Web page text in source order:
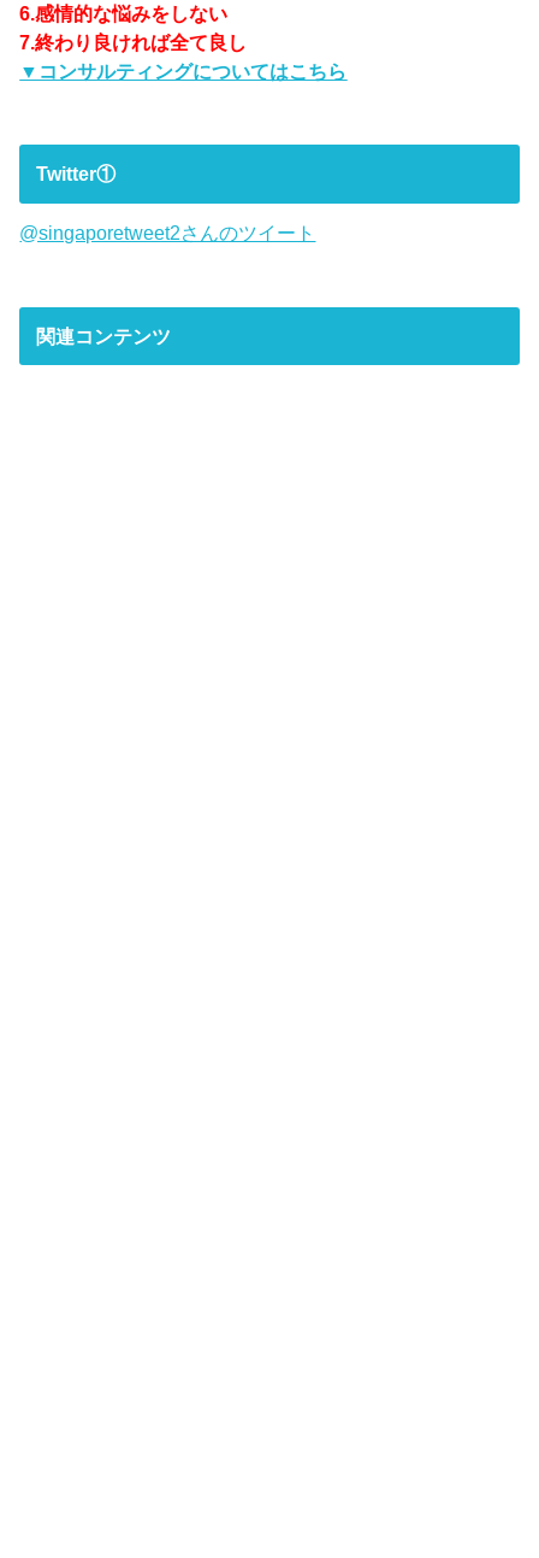
6.感情的な悩みをしない
7.終わり良ければ全て良し
▼コンサルティングについてはこちら
Twitter①
@singaporetweet2さんのツイート
関連コンテンツ